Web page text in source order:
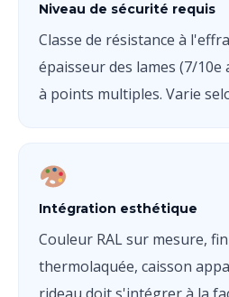
Niveau de sécurité requis
Classe de résistance à
épaisseur des lames (7/
à points multiples. Varie
Intégration esthétique
Couleur RAL sur mesure,
thermolaquée, caisson